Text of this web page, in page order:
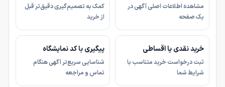
مشاهده اطلاعات اصلی آگهی در
یک صفحه
کمک به تصمیم‌گیری دقیق‌تر قبل
از خرید
خرید نقدی یا اقساطی
ثبت درخواست خرید متناسب با
شرایط شما
پیگیری با کد نمایشگاه
شناسایی سریع‌تر آگهی هنگام
تماس و مراجعه